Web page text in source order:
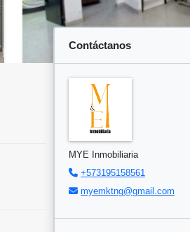
Contáctanos
MYE Inmobiliaria
+573195158561
myemktng@gmail.com